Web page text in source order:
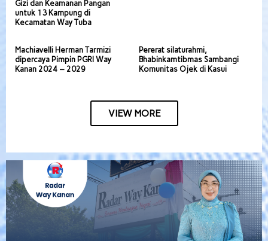
Gizi dan Keamanan Pangan
untuk 13 Kampung di
Kecamatan Way Tuba
Machiavelli Herman Tarmizi
dipercaya Pimpin PGRI Way
Kanan 2024 – 2029
Pererat silaturahmi,
Bhabinkamtibmas Sambangi
Komunitas Ojek di Kasui
VIEW MORE